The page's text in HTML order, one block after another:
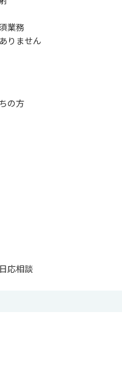
業務
りません
の方
応相談